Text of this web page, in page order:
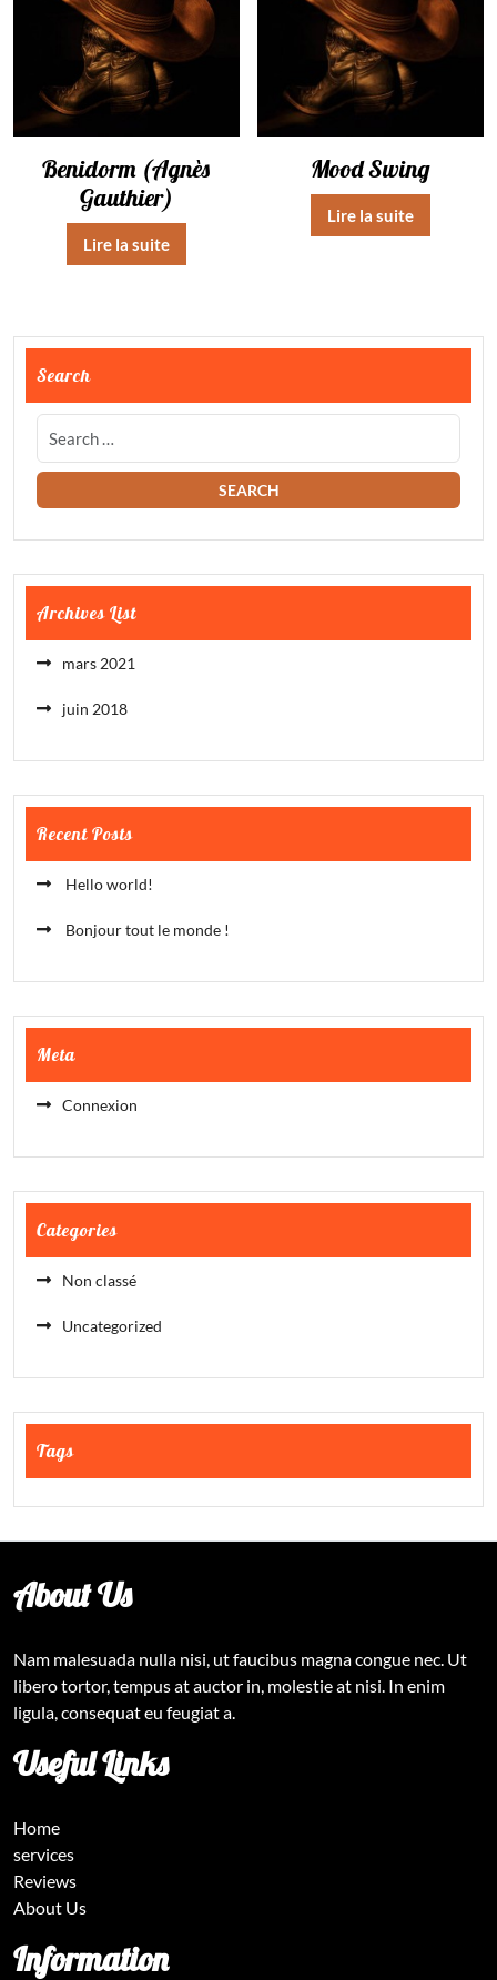
Benidorm (Agnès
Gauthier)
Lire la suite
Mood Swing
Lire la suite
Search
Archives List
mars 2021
juin 2018
Recent Posts
Hello world!
Bonjour tout le monde !
Meta
Connexion
Categories
Non classé
Uncategorized
Tags
About Us
Nam malesuada nulla nisi, ut faucibus magna congue nec. Ut
libero tortor, tempus at auctor in, molestie at nisi. In enim
ligula, consequat eu feugiat a.
Useful Links
Home
services
Reviews
About Us
Information